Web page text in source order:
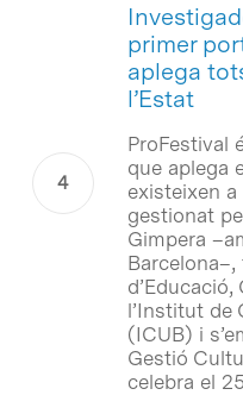
primer
aplega
l’Estat
ProFestival
que aplega
existeixen a
gestionat
Gimpera
l’Institut de
(ICUB) i
Gestió
celebra el